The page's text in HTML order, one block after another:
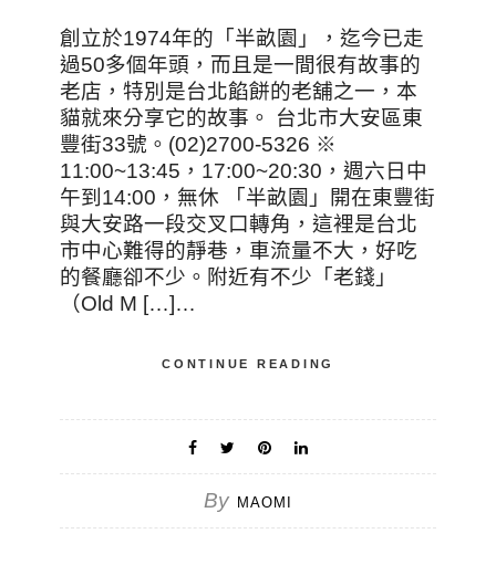
創立於1974年的「半畝園」，迄今已走
過50多個年頭，而且是一間很有故事的
老店，特別是台北餡餅的老舖之一，本
貓就來分享它的故事。 台北市大安區東
豐街33號。(02)2700-5326 ※
11:00~13:45，17:00~20:30，週六日中
午到14:00，無休 「半畝園」開在東豐街
與大安路一段交叉口轉角，這裡是台北
市中心難得的靜巷，車流量不大，好吃
的餐廳卻不少。附近有不少「老錢」
（Old M […]…
CONTINUE READING
By MAOMI